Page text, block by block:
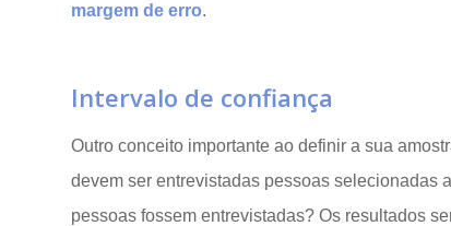
margem de erro.
Intervalo de confiança
Outro conceito importante ao definir a sua
devem ser entrevistadas pessoas selecionadas
pessoas fossem entrevistadas? Os resultados